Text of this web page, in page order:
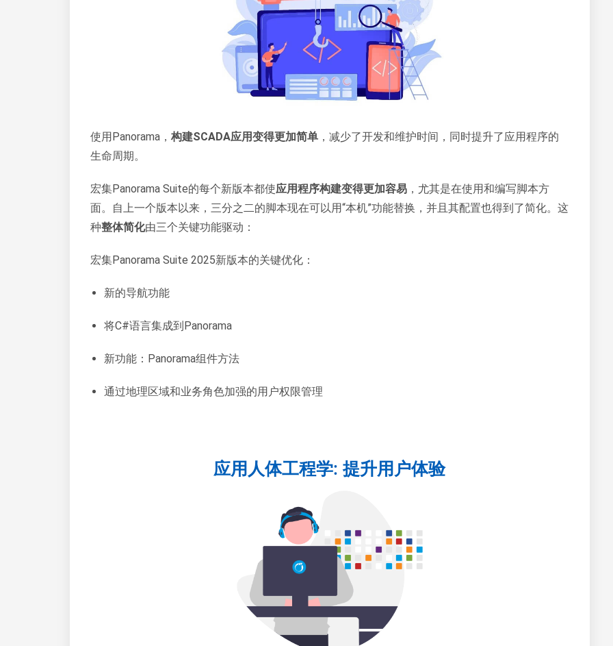
使用Panorama， 构建SCADA应用变得更加简单 ，减少了开发和维护时间，同时提升了应用程序的
生命周期。
宏集Panorama Suite的每个新版本都使应用程序构建变得更加容易 ，尤其是在使用和编写脚本方
面。自上一个版本以来，三分之二的脚本现在可以用“本机”功能替换，并且其配置也得到了简化。这
种整体简化由三个关键功能驱动：
宏集Panorama Suite 2025新版本的关键优化：
新的导航功能
将C#语言集成到Panorama
新功能：Panorama组件方法
通过地理区域和业务角色加强的用户权限管理
应用人体工程学: 提升用户体验